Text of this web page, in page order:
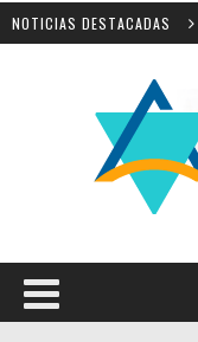
NOTICIAS DESTACADAS
de la Shoá en Yad